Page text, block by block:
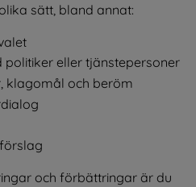
sätt, bland annat:
eller tjänstepersoner
klagomål och beröm
och förbättringar är du